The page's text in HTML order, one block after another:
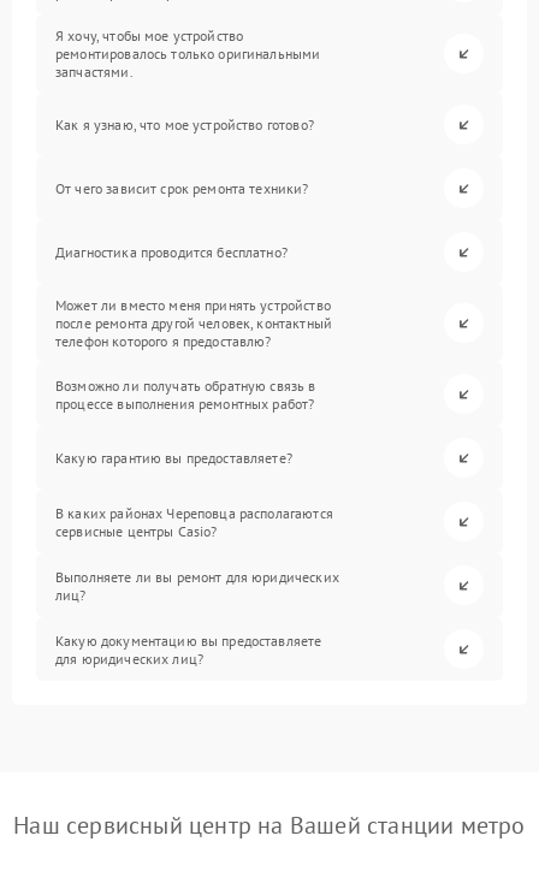
Я хочу, чтобы мое устройство
ремонтировалось только оригинальными
запчастями.
Как я узнаю, что мое устройство готово?
От чего зависит срок ремонта техники?
Диагностика проводится бесплатно?
Может ли вместо меня принять устройство
после ремонта другой человек, контактный
телефон которого я предоставлю?
Возможно ли получать обратную связь в
процессе выполнения ремонтных работ?
Какую гарантию вы предоставляете?
В каких районах Череповца располагаются
сервисные центры Casio?
Выполняете ли вы ремонт для юридических
лиц?
Какую документацию вы предоставляете
для юридических лиц?
Наш сервисный центр на Вашей станции метро